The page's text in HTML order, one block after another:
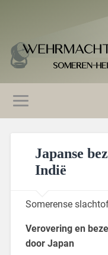
Japanse
Indië
Somerense
Verovering en
door Japan